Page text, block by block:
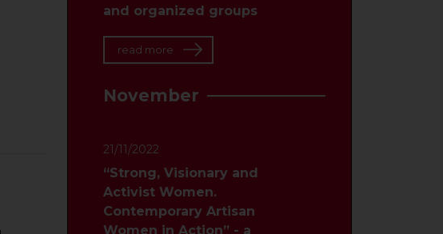
and organized groups
read more
November
21/11/2022
“Strong, Visionary and
Activist Women.
Contemporary Artisan
Women in Action” - a